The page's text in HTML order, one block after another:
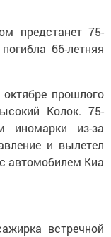
предстанет 75-
66-летняя
прошлого
Колок. 75-
иномарки из-за
и вылетел
автомобилем Киа
встречной